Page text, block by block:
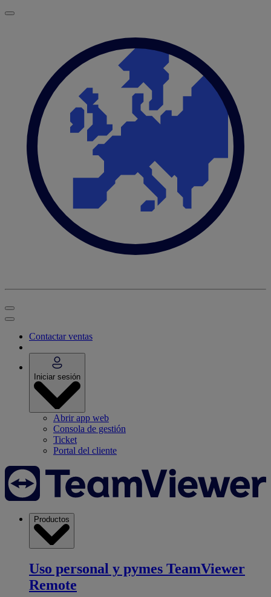
Contactar ventas
Iniciar sesión
Abrir app web
Consola de gestión
Ticket
Portal del cliente
Productos
Uso personal y pymes TeamViewer
Remote